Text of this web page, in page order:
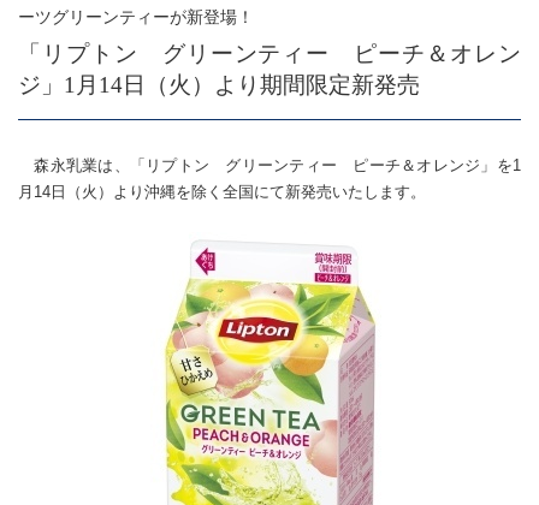
ーツグリーンティーが新登場！
「リプトン グリーンティー ピーチ＆オレン
ジ」1月14日（火）より期間限定新発売
森永乳業は、「リプトン グリーンティー ピーチ＆オレンジ」を1
月14日（火）より沖縄を除く全国にて新発売いたします。